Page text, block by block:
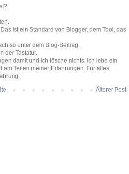
ist ein Standard von Blogger, dem Tool, das
so unter dem Blog-Beitrag.
der Tastatur.
damit und ich lösche nichts. Ich lebe ein
Teilen meiner Erfahrungen. Für alles
Älterer Post